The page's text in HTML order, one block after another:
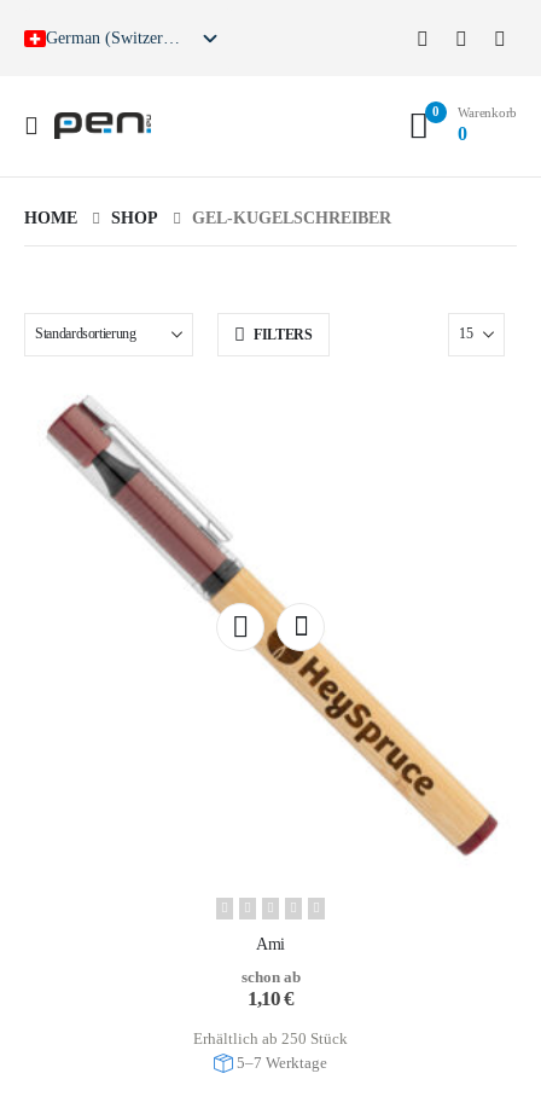
German (Switzerland)
French
Spanish
0 Warenkorb
0
HOME SHOP GEL-KUGELSCHREIBER
FILTERS
Ami
schon ab
1,10€
Erhältlich ab 250 Stück
5–7 Werktage